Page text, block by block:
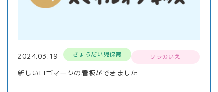
2024.03.19 きょうだい児保育 リラのいえ
新しいロゴマークの看板ができました